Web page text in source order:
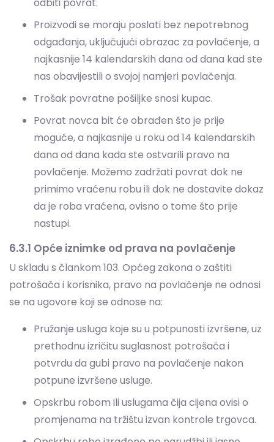
nas obavijestili o svojoj namjeri povlačenja.
Trošak povratne pošiljke snosi kupac.
Povrat novca bit će obrađen što je prije
moguće, a najkasnije u roku od 14 kalendarskih
dana od dana kada ste ostvarili pravo na
povlačenje. Možemo zadržati povrat dok ne
primimo vraćenu robu ili dok ne dostavite dokaz
da je roba vraćena, ovisno o tome što prije
nastupi.
6.3.1 Opće iznimke od prava na povlačenje
U skladu s člankom 103. Općeg zakona o zaštiti
potrošača i korisnika, pravo na povlačenje ne odnosi
se na ugovore koji se odnose na:
Pružanje usluga koje su u potpunosti izvršene, uz
prethodnu izričitu suglasnost potrošača i
potvrdu da gubi pravo na povlačenje nakon
potpune izvršene usluge.
Opskrbu robom ili uslugama čija cijena ovisi o
promjenama na tržištu izvan kontrole trgovca.
Opskrbu robe izrađene po narudžbi ili jasno
personalizirane.
Opskrbu robe koja je podložna brzom kvarenju.
Opskrbu zapečaćene robe koja nije pogodna za